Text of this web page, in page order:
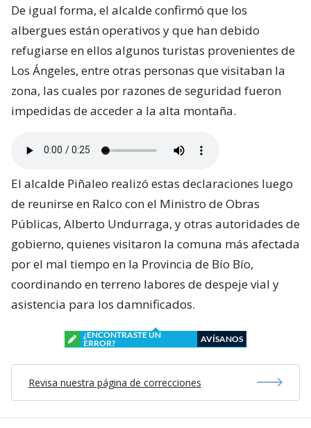
De igual forma, el alcalde confirmó que los
albergues están operativos y que han debido
refugiarse en ellos algunos turistas provenientes de
Los Ángeles, entre otras personas que visitaban la
zona, las cuales por razones de seguridad fueron
impedidas de acceder a la alta montaña.
El alcalde Piñaleo realizó estas declaraciones luego
de reunirse en Ralco con el Ministro de Obras
Públicas, Alberto Undurraga, y otras autoridades de
gobierno, quienes visitaron la comuna más afectada
por el mal tiempo en la Provincia de Bío Bío,
coordinando en terreno labores de despeje vial y
asistencia para los damnificados.
¿ENCONTRASTE UN
ERROR?
AVÍSANOS
Revisa nuestra página de correcciones